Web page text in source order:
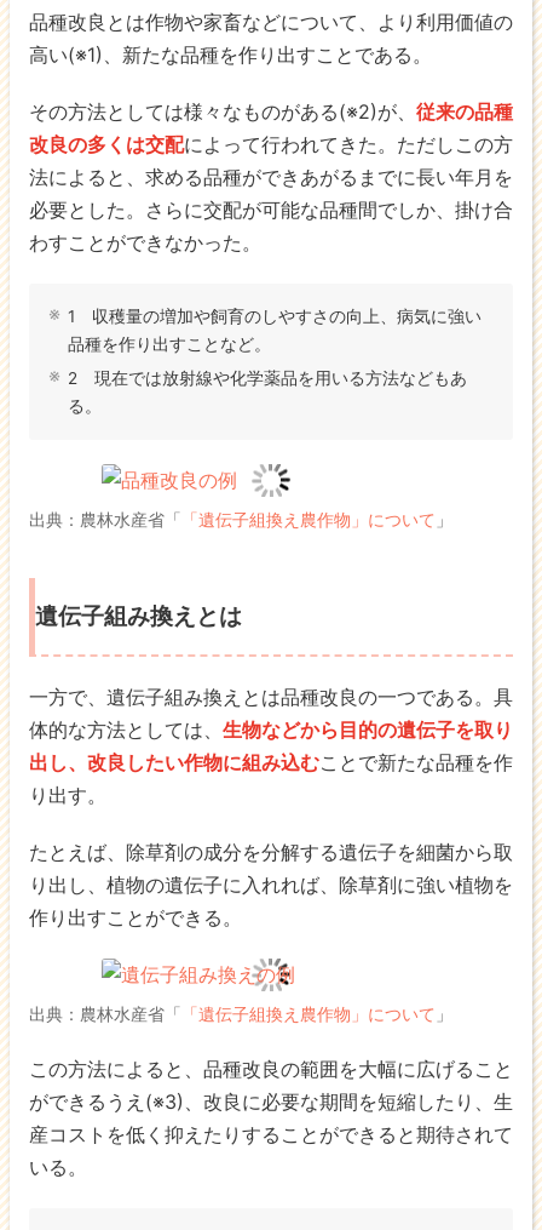
品種改良とは作物や家畜などについて、より利用価値の
高い(※1)、新たな品種を作り出すことである。
その方法としては様々なものがある(※2)が、 従来の品種
改良の多くは交配によって行われてきた。ただしこの方
法によると、求める品種ができあがるまでに長い年月を
必要とした。さらに交配が可能な品種間でしか、掛け合
わすことができなかった。
1 収穫量の増加や飼育のしやすさの向上、病気に強い
品種を作り出すことなど。
2 現在では放射線や化学薬品を用いる方法などもあ
る。
出典：農林水産省「 「遺伝子組換え農作物」について 」
遺伝子組み換えとは
一方で、遺伝子組み換えとは品種改良の一つである。具
体的な方法としては、 生物などから目的の遺伝子を取り
出し、改良したい作物に組み込むことで新たな品種を作
り出す。
たとえば、除草剤の成分を分解する遺伝子を細菌から取
り出し、植物の遺伝子に入れれば、除草剤に強い植物を
作り出すことができる。
出典：農林水産省「 「遺伝子組換え農作物」について 」
この方法によると、品種改良の範囲を大幅に広げること
ができるうえ(※3)、改良に必要な期間を短縮したり、生
産コストを低く抑えたりすることができると期待されて
いる。